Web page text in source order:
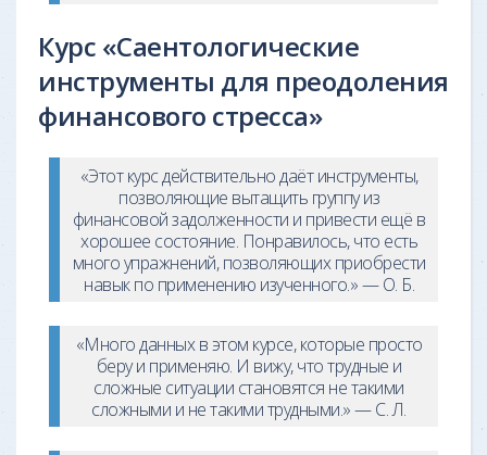
Курс «Саентологические
инструменты для преодоления
финансового стресса»
«Этот курс действительно даёт инструменты,
позволяющие вытащить группу из
финансовой задолженности и привести ещё в
хорошее состояние. Понравилось, что есть
много упражнений, позволяющих приобрести
навык по применению изученного.» — О. Б.
«Много данных в этом курсе, которые просто
беру и применяю. И вижу, что трудные и
сложные ситуации становятся не такими
сложными и не такими трудными.» — С. Л.